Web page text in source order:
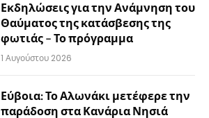
Εκδηλώσεις για την Ανάμνηση του
Θαύματος της κατάσβεσης της
φωτιάς – Το πρόγραμμα
1 Αυγούστου 2026
Εύβοια: Το Αλωνάκι μετέφερε την
παράδοση στα Κανάρια Νησιά